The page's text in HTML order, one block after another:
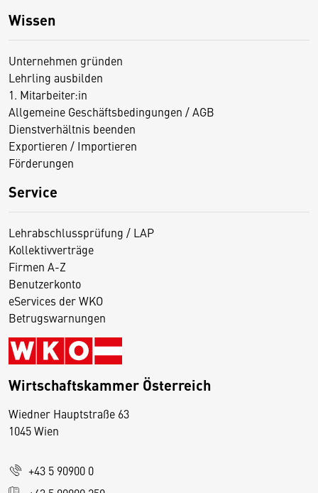
Wissen
Unternehmen gründen
Lehrling ausbilden
1. Mitarbeiter:in
Allgemeine Geschäftsbedingungen / AGB
Dienstverhältnis beenden
Exportieren / Importieren
Förderungen
Service
Lehrabschlussprüfung / LAP
Kollektivverträge
Firmen A-Z
Benutzerkonto
eServices der WKO
Betrugswarnungen
Wirtschaftskammer Österreich
Wiedner Hauptstraße 63
1045 Wien
+43 5 90900 0
D
s